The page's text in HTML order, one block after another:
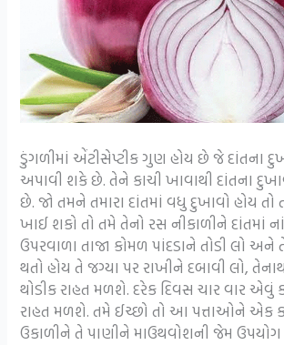
ડુંગળીમાં એંટીસેપ્ટીક ગુણ હોય છે જે દાંતના
અપાવી શકે છે. તેને કાચી ખાવાથી દાંતના
છે. જો તમને તમારા દાંતમાં વધુ દુખાવો હોય તો
ખાઈ શકો તો તમે તેનો રસ નીકાળીને દાંતમાં
ઉપરવાળા તાજા કોમળ પાંદડાને તોડી લો અને
થતો હોય તે જગ્યા પર રાખીને દબાવી લો,
થોડીક રાહત મળશે. દરેક દિવસ ચાર વાર એવું
રાહત મળશે. તમે ઈચ્છો તો આ પત્તાઓને એક
ઉકાળીને તે પાણીને માઉથવોશની જેમ ઉપયોગ